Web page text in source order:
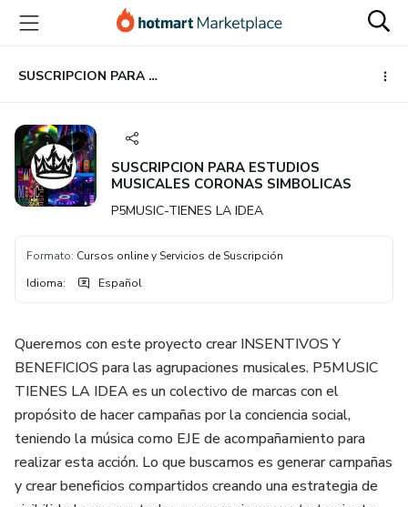
principal
página
de
página
SUSCRIPCION PARA ESTUDIOS MUSICALES CORONAS SIMBOLICAS
SUSCRIPCION PARA ESTUDIOS
MUSICALES CORONAS SIMBOLICAS
P5MUSIC-TIENES LA IDEA
Formato: Cursos online y Servicios de Suscripción
Idioma: Español
Queremos con este proyecto crear INSENTIVOS Y
BENEFICIOS para las agrupaciones musicales. P5MUSIC
TIENES LA IDEA es un colectivo de marcas con el
propósito de hacer campañas por la conciencia social,
teniendo la música como EJE de acompañamiento para
realizar esta acción. Lo que buscamos es generar campañas
y crear beneficios compartidos creando una estrategia de